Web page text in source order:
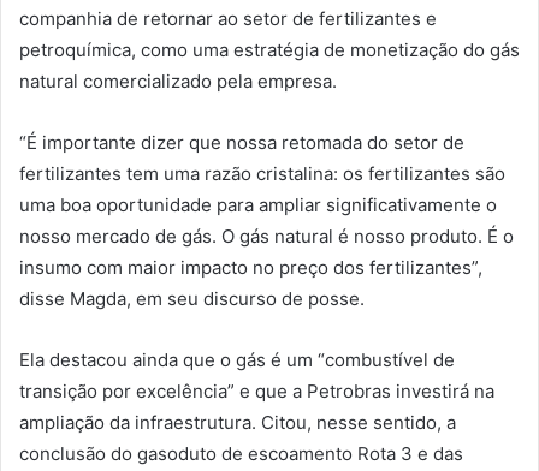
companhia de retornar ao setor de fertilizantes e
petroquímica, como uma estratégia de monetização do gás
natural comercializado pela empresa.
“É importante dizer que nossa retomada do setor de
fertilizantes tem uma razão cristalina: os fertilizantes são
uma boa oportunidade para ampliar significativamente o
nosso mercado de gás. O gás natural é nosso produto. É o
insumo com maior impacto no preço dos fertilizantes”,
disse Magda, em seu discurso de posse.
Ela destacou ainda que o gás é um “combustível de
transição por excelência” e que a Petrobras investirá na
ampliação da infraestrutura. Citou, nesse sentido, a
conclusão do gasoduto de escoamento Rota 3 e das